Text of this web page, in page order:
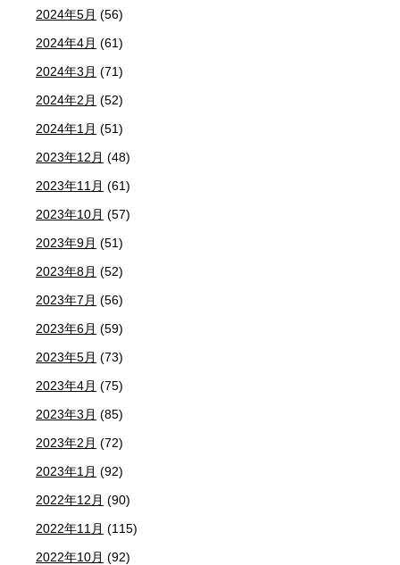
2024年5月 (56)
2024年4月 (61)
2024年3月 (71)
2024年2月 (52)
2024年1月 (51)
2023年12月 (48)
2023年11月 (61)
2023年10月 (57)
2023年9月 (51)
2023年8月 (52)
2023年7月 (56)
2023年6月 (59)
2023年5月 (73)
2023年4月 (75)
2023年3月 (85)
2023年2月 (72)
2023年1月 (92)
2022年12月 (90)
2022年11月 (115)
2022年10月 (92)